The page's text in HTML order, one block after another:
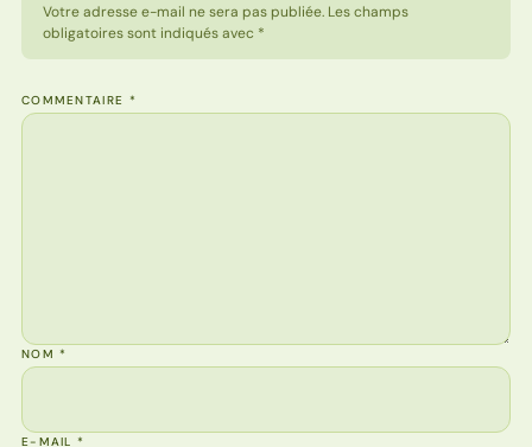
Votre adresse e-mail ne sera pas publiée. Les champs
obligatoires sont indiqués avec *
COMMENTAIRE *
NOM*
E-MAIL*